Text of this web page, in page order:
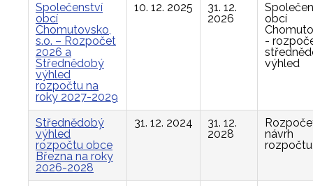
Společenství
obcí
Chomutovsko,
s.o. – Rozpočet
2026 a
Střednědobý
výhled
rozpočtu na
roky 2027-2029
10. 12. 2025
31. 12.
2026
obcí
-
výhled
Střednědobý
výhled
rozpočtu obce
Března na roky
2026-2028
31. 12. 2024
31. 12.
2028
návrh
rozpočtu